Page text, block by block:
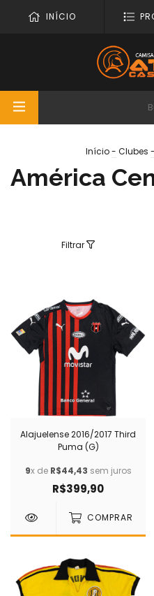
INÍCIO
Início - Clubes -
América
Filtrar
Alajuelense 2016/2017 Third
Puma (G)
9x de R$44,43 sem juros
R$399,90
COMPRAR